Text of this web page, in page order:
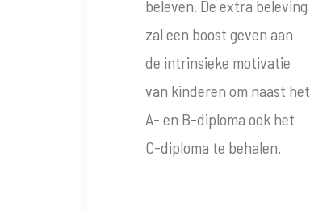
beleven. De extra beleving
zal een boost geven aan
de intrinsieke motivatie
van kinderen om naast het
A- en B-diploma ook het
C-diploma te behalen.